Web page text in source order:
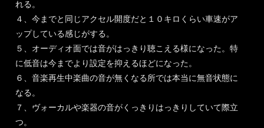
れる。
４、今までと同じアクセル開度だと１０キロくらい車速がア
ップしている感じがする。
５、オーディオ面では音がはっきり聴こえる様になった。特
に低音は今までより設定を抑えるほどになった。
６、音楽再生中楽曲の音が無くなる所では本当に無音状態に
なる。
７、ヴォーカルや楽器の音がくっきりはっきりしていて際立
つ。